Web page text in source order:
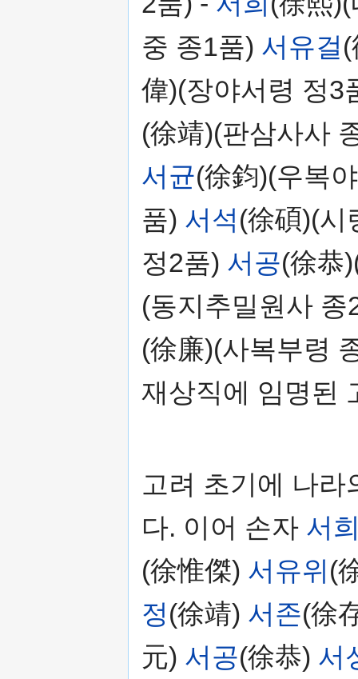
중 종1품) 서유걸
偉)(장야서령 정3
(徐靖)(판삼사사
서균(徐鈞)(우복
품) 서석(徐碩)(시
정2품) 서공(徐恭
(동지추밀원사
(徐廉)(사복부령
재상직에 임명된
고려 초기에 나
다. 이어 손자 서
(徐惟傑) 서유위 (
정(徐靖) 서존(徐
元) 서공(徐恭) 서